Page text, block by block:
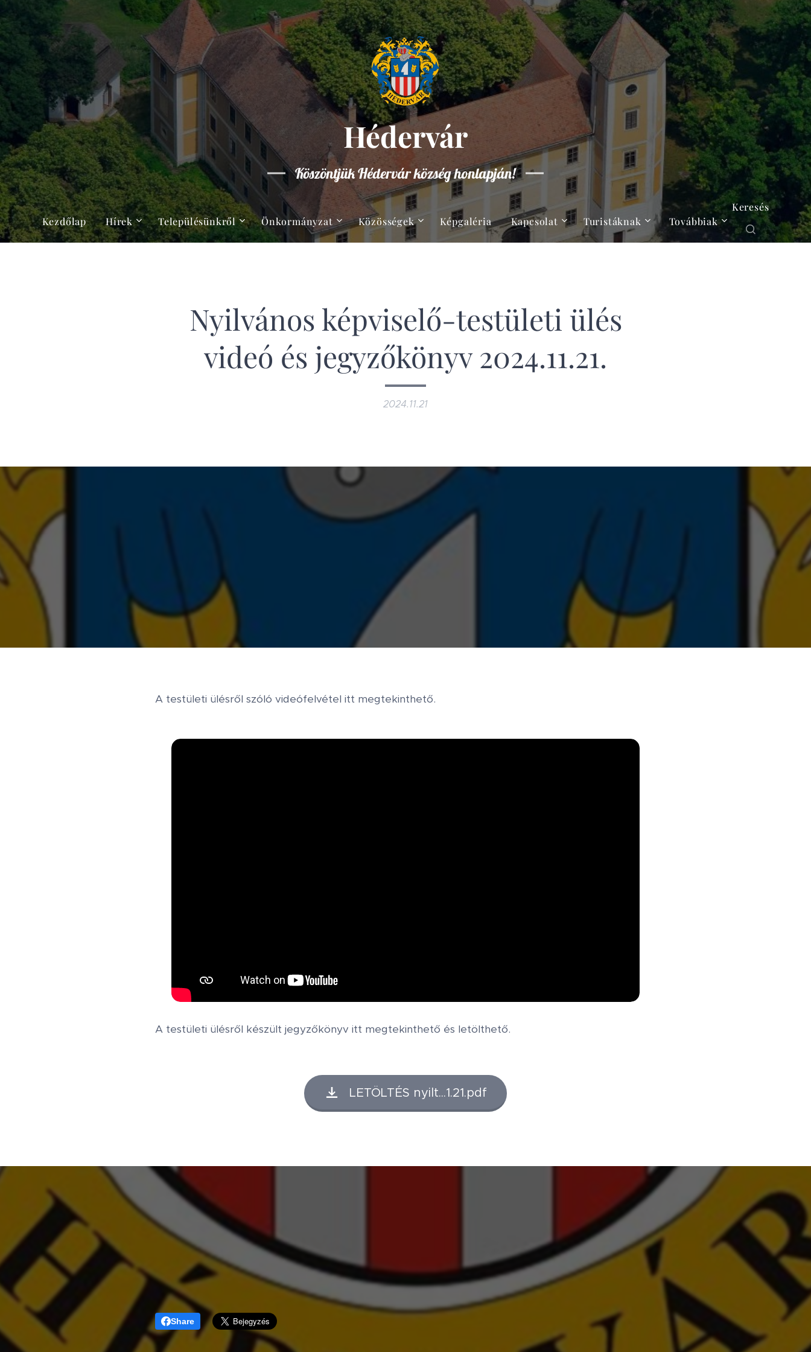
Hédervár
Köszöntjük Hédervár község honlapján!
Kezdőlap Hírek Településünkről Önkormányzat Közösségek Képgaléria Kapcsolat Turistáknak Továbbiak
Keresés
Nyilvános képviselő-testületi ülés
videó és jegyzőkönyv 2024.11.21.
2024.11.21
A testületi ülésről szóló videófelvétel itt megtekinthető.
A testületi ülésről készült jegyzőkönyv itt megtekinthető és letölthető.
LETÖLTÉS nyilt...1.21.pdf
Share